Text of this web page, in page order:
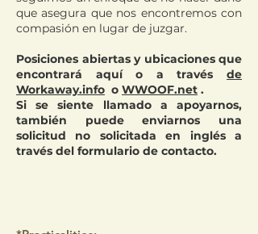
que asegura que nos encontremos con
compasión en lugar de juzgar.
Posiciones abiertas y ubicaciones que
encontrará aquí o a través de
Workaway.info o WWOOF.net .
Si se siente llamado a apoyarnos,
también puede enviarnos una
solicitud no solicitada en inglés a
través del formulario de contacto.